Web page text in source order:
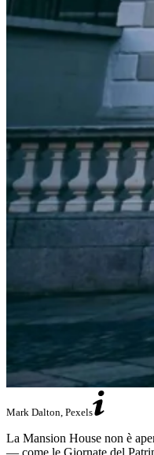
Mark Dalton, Pexels
La Mansion House non è